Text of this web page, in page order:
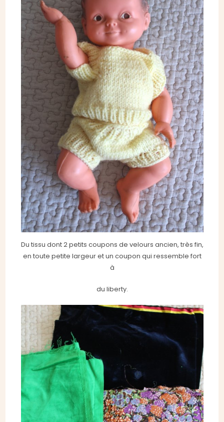
Du tissu dont 2 petits coupons de velours ancien, très fin,
en toute petite largeur et un coupon qui ressemble fort
à
du liberty.